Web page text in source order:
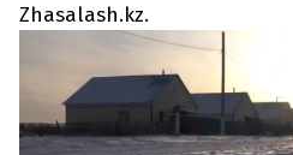
Редакциямен байланыс
Жарнама бөлімі
+7 701 220 64 52
zhasalash100@gmail.com
Zhasalash.kz.